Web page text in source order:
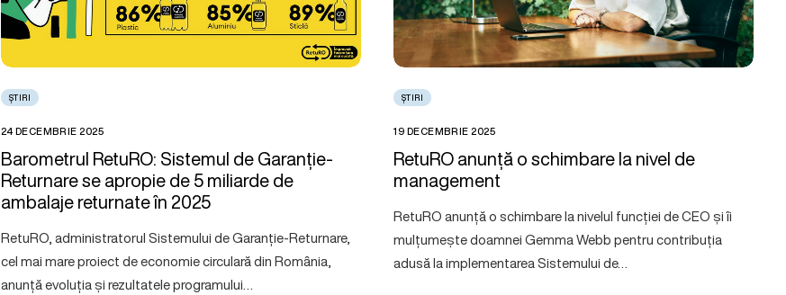
ȘTIRI
24 DECEMBRIE 2025
Barometrul RetuRO: Sistemul de Garanție-
Returnare se apropie de 5 miliarde de
ambalaje returnate în 2025
RetuRO, administratorul Sistemului de Garanție-Returnare,
cel mai mare proiect de economie circulară din România,
anunță evoluția și rezultatele programului…
ȘTIRI
19 DECEMBRIE 2025
RetuRO anunță o schimbare la nivel de
management
RetuRO anunță o schimbare la nivelul funcției de CEO și îi
mulțumește doamnei Gemma Webb pentru contribuția
adusă la implementarea Sistemului de…